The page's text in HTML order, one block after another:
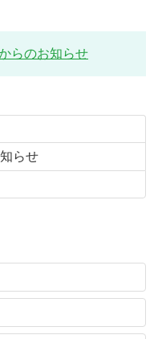
らのお知らせ
らせ